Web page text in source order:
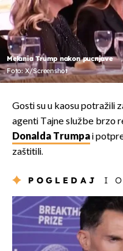
Melania Trump nakon pucnjave
Foto: X/Screenshot
Gosti su u kaosu potražili
agenti Tajne službe brzo
Donalda Trumpai
zaštitili.
POGLEDAJ I